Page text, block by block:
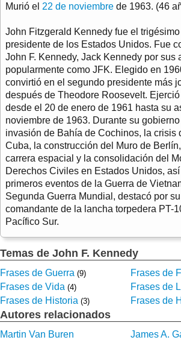
Murió el 22 de noviembre de 1963. (46
John Fitzgerald Kennedy fue el
presidente de los Estados Unidos. Fue
John F. Kennedy, Jack Kennedy por sus
popularmente como JFK. Elegido en
convirtió en el segundo presidente más
después de Theodore Roosevelt.
desde el 20 de enero de 1961 hasta su
noviembre de 1963. Durante su
invasión de Bahía de Cochinos, la crisis
Cuba, la construcción del Muro de
carrera espacial y la consolidación del
Derechos Civiles en Estados Unidos,
primeros eventos de la Guerra de
Segunda Guerra Mundial, destacó por
comandante de la lancha torpedera PT-
Pacífico Sur.
Temas de John F. Kennedy
Frases de Guerra (9) Frases de
Frases de Vida (4) Frases de
Frases de Historia (3) Frases de
Autores relacionados
Martin Van Buren
James A.